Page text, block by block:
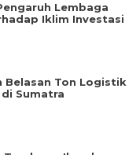
Lembaga
Iklim Investasi
Belasan Ton Logistik
Sumatra